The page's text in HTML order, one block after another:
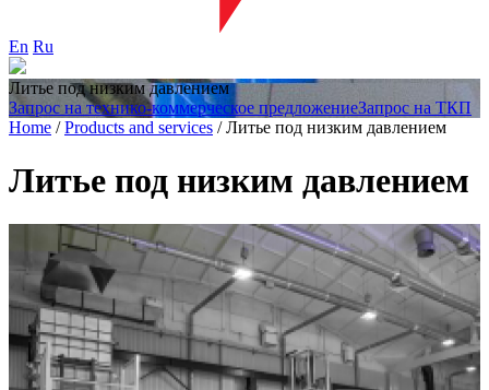
En Ru
Литье под низким давлением
Запрос на технико-коммерческое предложениеЗапрос на ТКП
Home /Products and services /Литье под низким давлением
Литье под низким давлением